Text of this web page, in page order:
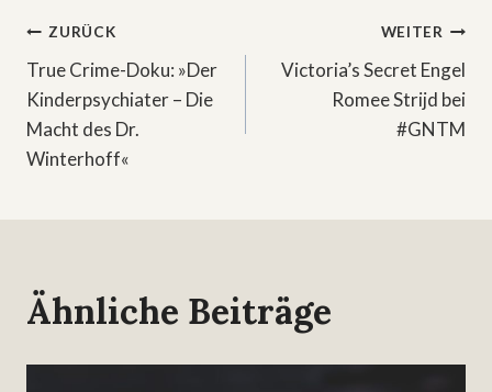
Beitragsnavigation
ZURÜCK
True Crime-Doku: »Der
Kinderpsychiater – Die
Macht des Dr.
Winterhoff«
WEITER
Victoria’s Secret Engel
Romee Strijd bei
#GNTM
Ähnliche Beiträge